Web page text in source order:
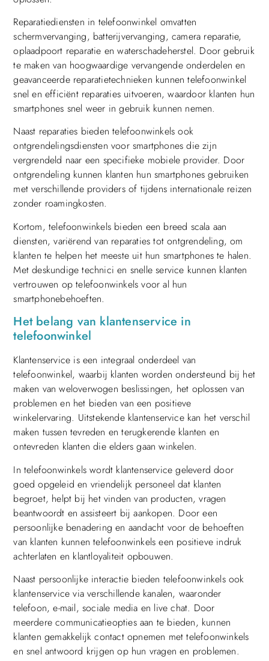
Reparatiediensten in telefoonwinkel omvatten
schermvervanging, batterijvervanging, camera reparatie,
oplaadpoort reparatie en waterschadeherstel. Door gebruik
te maken van hoogwaardige vervangende onderdelen en
geavanceerde reparatietechnieken kunnen telefoonwinkel
snel en efficiënt reparaties uitvoeren, waardoor klanten hun
smartphones snel weer in gebruik kunnen nemen.
Naast reparaties bieden telefoonwinkels ook
ontgrendelingsdiensten voor smartphones die zijn
vergrendeld naar een specifieke mobiele provider. Door
ontgrendeling kunnen klanten hun smartphones gebruiken
met verschillende providers of tijdens internationale reizen
zonder roamingkosten.
Kortom, telefoonwinkels bieden een breed scala aan
diensten, variërend van reparaties tot ontgrendeling, om
klanten te helpen het meeste uit hun smartphones te halen.
Met deskundige technici en snelle service kunnen klanten
vertrouwen op telefoonwinkels voor al hun
smartphonebehoeften.
Het belang van klantenservice in
telefoonwinkel
Klantenservice is een integraal onderdeel van
telefoonwinkel, waarbij klanten worden ondersteund bij het
maken van weloverwogen beslissingen, het oplossen van
problemen en het bieden van een positieve
winkelervaring. Uitstekende klantenservice kan het verschil
maken tussen tevreden en terugkerende klanten en
ontevreden klanten die elders gaan winkelen.
In telefoonwinkels wordt klantenservice geleverd door
goed opgeleid en vriendelijk personeel dat klanten
begroet, helpt bij het vinden van producten, vragen
beantwoordt en assisteert bij aankopen. Door een
persoonlijke benadering en aandacht voor de behoeften
van klanten kunnen telefoonwinkels een positieve indruk
achterlaten en klantloyaliteit opbouwen.
Naast persoonlijke interactie bieden telefoonwinkels ook
klantenservice via verschillende kanalen, waaronder
telefoon, e-mail, sociale media en live chat. Door
meerdere communicatieopties aan te bieden, kunnen
klanten gemakkelijk contact opnemen met telefoonwinkels
en snel antwoord krijgen op hun vragen en problemen.